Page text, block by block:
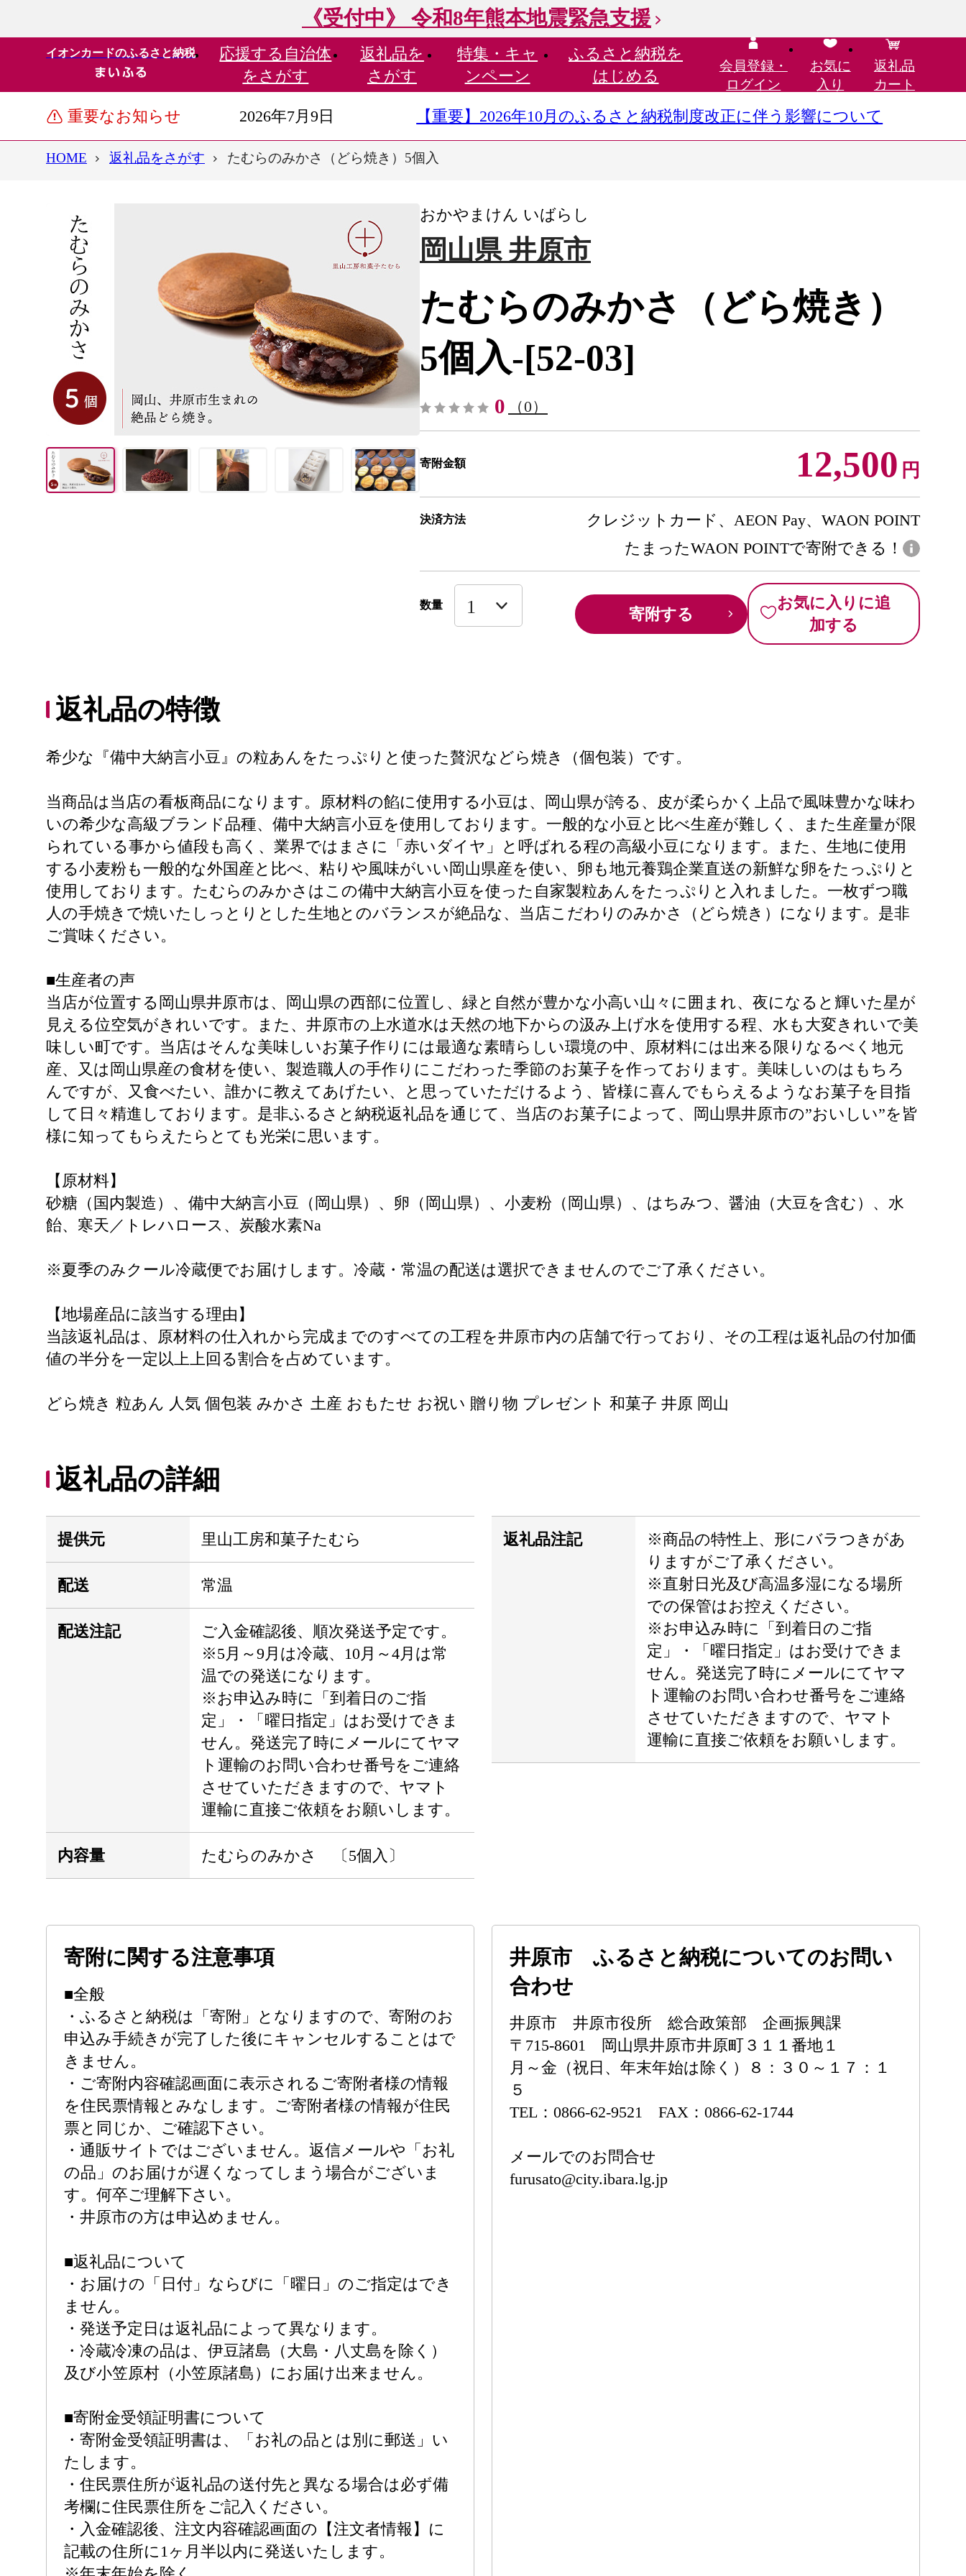
《受付中》 令和8年熊本地震緊急支援
イオンカードのふるさと納税 応援する 自治体
をさがす
返礼品を
さがす
特集・ キャ
ンペーン
ふるさと納税を
はじめる
会員登録・
ログイン
お気に
入り
返礼品
カート
重要なお知らせ 2026年7月9日 【重要】2026年10月のふるさと納税制度改正に伴う影響について
HOME 返礼品をさがす たむらのみかさ（どら焼き）5個入
おかやまけん いばらし
岡山県 井原市
たむらのみかさ（どら焼き）
5個入-[52-03]
0 （0）
寄附金額 12,500 円
決済方法
クレジットカード、AEON Pay、WAON POINT
たまったWAON POINTで寄附できる！
数量 寄附する
お気に入りに追
加する
返礼品の特徴
希少な『備中大納言小豆』の粒あんをたっぷりと使った贅沢などら焼き（個包装）です。
当商品は当店の看板商品になります。原材料の餡に使用する小豆は、岡山県が誇る、皮が柔らかく上品で風味豊かな味わ
いの希少な高級ブランド品種、備中大納言小豆を使用しております。一般的な小豆と比べ生産が難しく、また生産量が限
られている事から値段も高く、業界ではまさに「赤いダイヤ」と呼ばれる程の高級小豆になります。また、生地に使用
する小麦粉も一般的な外国産と比べ、粘りや風味がいい岡山県産を使い、卵も地元養鶏企業直送の新鮮な卵をたっぷりと
使用しております。たむらのみかさはこの備中大納言小豆を使った自家製粒あんをたっぷりと入れました。一枚ずつ職
人の手焼きで焼いたしっとりとした生地とのバランスが絶品な、当店こだわりのみかさ（どら焼き）になります。是非
ご賞味ください。
■生産者の声
当店が位置する岡山県井原市は、岡山県の西部に位置し、緑と自然が豊かな小高い山々に囲まれ、夜になると輝いた星が
見える位空気がきれいです。また、井原市の上水道水は天然の地下からの汲み上げ水を使用する程、水も大変きれいで美
味しい町です。当店はそんな美味しいお菓子作りには最適な素晴らしい環境の中、原材料には出来る限りなるべく地元
産、又は岡山県産の食材を使い、製造職人の手作りにこだわった季節のお菓子を作っております。美味しいのはもちろ
んですが、又食べたい、誰かに教えてあげたい、と思っていただけるよう、皆様に喜んでもらえるようなお菓子を目指
して日々精進しております。是非ふるさと納税返礼品を通じて、当店のお菓子によって、岡山県井原市の”おいしい”を皆
様に知ってもらえたらとても光栄に思います。
【原材料】
砂糖（国内製造）、備中大納言小豆（岡山県）、卵（岡山県）、小麦粉（岡山県）、はちみつ、醤油（大豆を含む）、水
飴、寒天／トレハロース、炭酸水素Na
※夏季のみクール冷蔵便でお届けします。冷蔵・常温の配送は選択できませんのでご了承ください。
【地場産品に該当する理由】
当該返礼品は、原材料の仕入れから完成までのすべての工程を井原市内の店舗で行っており、その工程は返礼品の付加価
値の半分を一定以上上回る割合を占めています。
どら焼き 粒あん 人気 個包装 みかさ 土産 おもたせ お祝い 贈り物 プレゼント 和菓子 井原 岡山
返礼品の詳細
提供元 里山工房和菓子たむら
配送 常温
配送注記
ご入金確認後、順次発送予定です。
※5月～9月は冷蔵、10月～4月は常
温での発送になります。
※お申込み時に「到着日のご指
定」・「曜日指定」はお受けできま
せん。発送完了時にメールにてヤマ
ト運輸のお問い合わせ番号をご連絡
させていただきますので、ヤマト
運輸に直接ご依頼をお願いします。
内容量 たむらのみかさ 〔5個入〕
返礼品注記
※商品の特性上、形にバラつきがあ
りますがご了承ください。
※直射日光及び高温多湿になる場所
での保管はお控えください。
※お申込み時に「到着日のご指
定」・「曜日指定」はお受けできま
せん。発送完了時にメールにてヤマ
ト運輸のお問い合わせ番号をご連絡
させていただきますので、ヤマト
運輸に直接ご依頼をお願いします。
寄附に関する注意事項
■全般
・ふるさと納税は「寄附」となりますので、寄附のお
申込み手続きが完了した後にキャンセルすることはで
きません。
・ご寄附内容確認画面に表示されるご寄附者様の情報
を住民票情報とみなします。ご寄附者様の情報が住民
票と同じか、ご確認下さい。
・通販サイトではございません。返信メールや「お礼
の品」のお届けが遅くなってしまう場合がございま
す。何卒ご理解下さい。
・井原市の方は申込めません。
■返礼品について
・お届けの「日付」ならびに「曜日」のご指定はでき
ません。
・発送予定日は返礼品によって異なります。
・冷蔵冷凍の品は、伊豆諸島（大島・八丈島を除く）
及び小笠原村（小笠原諸島）にお届け出来ません。
■寄附金受領証明書について
・寄附金受領証明書は、「お礼の品とは別に郵送」い
たします。
・住民票住所が返礼品の送付先と異なる場合は必ず備
考欄に住民票住所をご記入ください。
・入金確認後、注文内容確認画面の【注文者情報】に
記載の住所に1ヶ月半以内に発送いたします。
井原市 ふるさと納税についてのお問い
合わせ
井原市 井原市役所 総合政策部 企画振興課
〒715-8601 岡山県井原市井原町３１１番地１
月～金（祝日、年末年始は除く）８：３０～１７：１
５
TEL：0866-62-9521 FAX：0866-62-1744
メールでのお問合せ
furusato@city.ibara.lg.jp